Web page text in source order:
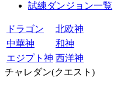
試練ダンジョン一覧
ドラゴン
北欧神
中華神
和神
エジプト神 西洋神
チャレダン(クエスト)